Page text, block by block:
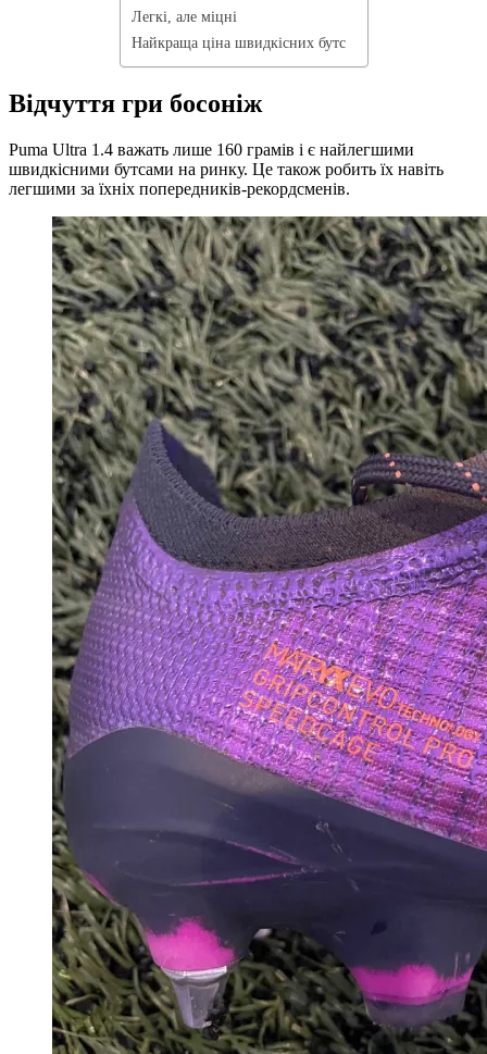
Легкі, але міцні
Найкраща ціна швидкісних бутс
Відчуття гри босоніж
Puma Ultra 1.4 важать лише 160 грамів і є найлегшими
швидкісними бутсами на ринку. Це також робить їх навіть
легшими за їхніх попередників-рекордсменів.